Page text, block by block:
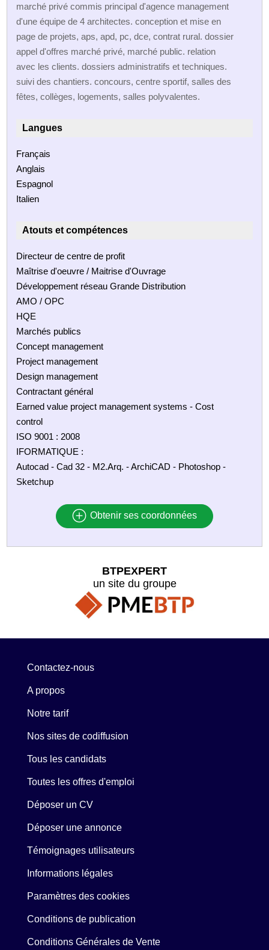
marché privé commis principal d'agence management
d'une équipe de 4 architectes. conception et mise en
page de projets, aps, apd, pc, dce, contrat rural. dossier
appel d'offres marché privé, marché public. relation
avec les clients. dossiers administratifs et techniques.
suivi des chantiers. concours, centre sportif, salles des
fêtes, collèges, logements, salles polyvalentes.
Langues
Français
Anglais
Espagnol
Italien
Atouts et compétences
Directeur de centre de profit
Maîtrise d'oeuvre / Maitrise d'Ouvrage
Développement réseau Grande Distribution
AMO / OPC
HQE
Marchés publics
Concept management
Project management
Design management
Contractant général
Earned value project management systems - Cost
control
ISO 9001 : 2008
IFORMATIQUE :
Autocad - Cad 32 - M2.Arq. - ArchiCAD - Photoshop -
Sketchup
Obtenir ses coordonnées
BTPEXPERT
un site du groupe
Contactez-nous
A propos
Notre tarif
Nos sites de codiffusion
Tous les candidats
Toutes les offres d'emploi
Déposer un CV
Déposer une annonce
Témoignages utilisateurs
Informations légales
Paramètres des cookies
Conditions de publication
Conditions Générales de Vente